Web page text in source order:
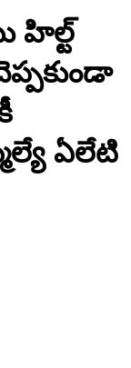
హిల్ట్
ఏలేటి